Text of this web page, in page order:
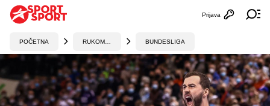
Otvori
Prijava
POČETNA BUNDESLIGA